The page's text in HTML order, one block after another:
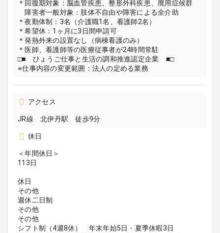
＊回復期対象：脳血管疾患、整形外科疾患、廃用症候群
障害者一般対象：肢体不自由や障害による全介助
＊夜勤体制：3名（介護職1名、看護師2名）
＊希望休：1ヶ月に3日間申請可
＊発熱外来の設置なし（病棟看護のみ）
＊医師、看護師等の医療従事者が24時間常駐
□■ ひょうご仕事と生活の調和推進認定企業 ■□
※仕事内容の変更範囲：法人の定める業務
アクセス
JR線 北伊丹駅 徒歩9分
休日
＜年間休日＞
113日
休日
その他
週休二日制
その他
その他
シフト制（4週8休） 年末年始5日・夏季休暇3日